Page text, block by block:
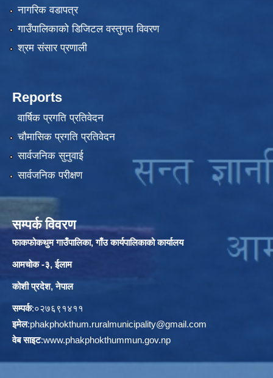
नागरिक वडापत्र
गाउँपालिकाको डिजिटल वस्तुगत विवरण
श्रम संसार प्रणाली
Reports
वार्षिक प्रगति प्रतिवेदन
चौमासिक प्रगति प्रतिवेदन
सार्वजनिक सुनुवाई
सार्वजनिक परीक्षण
सम्पर्क विवरण
फाकफोकथुम गाउँपालिका, गाँउ कार्यपालिकाको कार्यालय
आमचोक -३, ईलाम
कोशी प्रदेश, नेपाल
सम्पर्क:०२७६९१४११
इमेल:phakphokthum.ruralmunicipality@gmail.com
वेब साइट:www.phakphokthummun.gov.np